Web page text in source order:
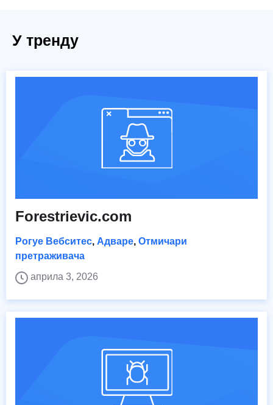
У тренду
Forestrievic.com
Рогуе Вебситес, Адваре, Отмичари
претраживача
априла 3, 2026